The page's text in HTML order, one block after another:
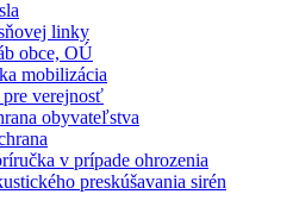
linky
obce, OÚ
mobilizácia
verejnosť
obyvateľstva
v prípade ohrozenia
preskúšavania sirén